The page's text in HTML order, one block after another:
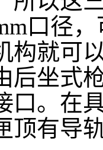
口径
构就可
后坐式
口。在
顶有导